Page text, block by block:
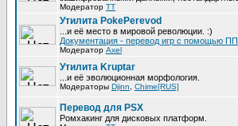
Модератор TT
Утилита PokePerevod
...и её место в мировой революции. :)
Документация - перевод игр с помощью ПП
Модератор Axel
Утилита Kruptar
...и её эволюционная морфология.
Модераторы Djinn Chime[RUS]
Перевод для PSX
Ромхакинг для дисковых платформ.